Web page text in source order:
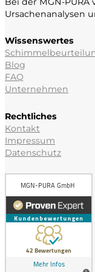
Ursachenanalysen
Wissenswertes
Blog
FAQ
Unternehmen
Rechtliches
Kontakt
Impressum
Datenschutz